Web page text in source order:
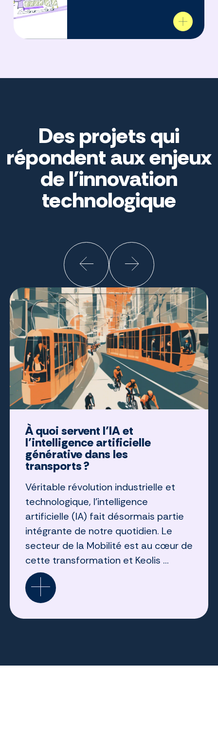
Des projets qui
répondent aux enjeux
de l'innovation
technologique
À quoi servent l’IA et
l’intelligence artificielle
générative dans les
transports ?
Véritable révolution industrielle et
technologique, l’intelligence
artificielle (IA) fait désormais partie
intégrante de notre quotidien. Le
secteur de la Mobilité est au cœur de
cette transformation et Keolis ...